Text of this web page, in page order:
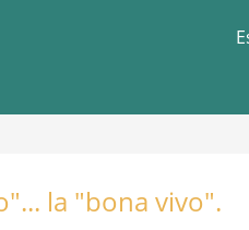
la "bona vivo".